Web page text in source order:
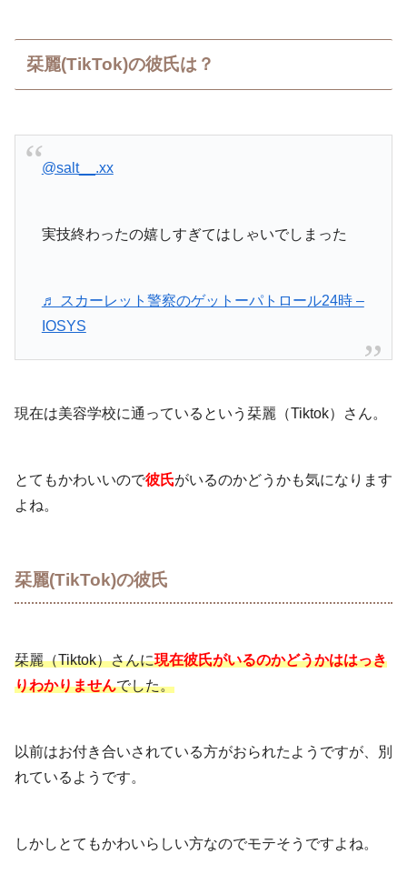
栞麗(TikTok)の彼氏は？
@salt__.xx
実技終わったの嬉しすぎてはしゃいでしまった
♬ スカーレット警察のゲットーパトロール24時 –
IOSYS
現在は美容学校に通っているという栞麗（Tiktok）さん。
とてもかわいいので彼氏がいるのかどうかも気になります
よね。
栞麗(TikTok)の彼氏
栞麗（Tiktok）さんに現在彼氏がいるのかどうかははっき
りわかりませんでした。
以前はお付き合いされている方がおられたようですが、別
れているようです。
しかしとてもかわいらしい方なのでモテそうですよね。